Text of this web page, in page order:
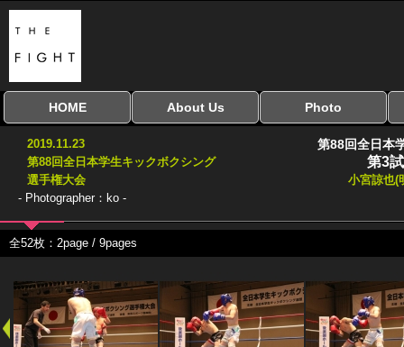
HOME
全興行を表示
ナイスミドル
アマチュアキック
協議会
全日本学生キック
建武館キッズ大会
Bigbang
おやじファイト
About Us Photo
写真のサイズ
お受け取り方法
無料ダウンロード
2019.11.23
第88回全日本学生キックボクシング
選手権大会
- Photographer：ko -
第88回全日本
第3
小宮諒也(
全52枚：2page / 9pages